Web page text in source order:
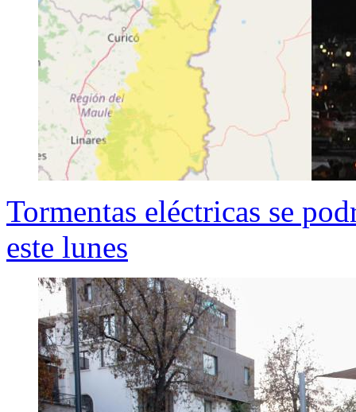
Tormentas eléctricas se
este lunes